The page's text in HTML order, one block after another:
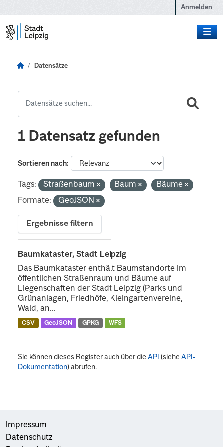
Anmelden
Datensätze
1 Datensatz gefunden
Sortieren nach
Tags: Straßenbaum Baum
Bäume
Formate:
GeoJSON
Ergebnisse filtern
Baumkataster, Stadt Leipzig
Das Baumkataster enthält Baumstandorte im
öffentlichen Straßenraum und Bäume auf
Liegenschaften der Stadt Leipzig (Parks und
Grünanlagen, Friedhöfe, Kleingartenvereine,
Wald, an...
CSV GeoJSON GPKG WFS
Sie können dieses Register auch über dieAPI (sieheAPI-
Dokumentation) abrufen.
Impressum
Datenschutz